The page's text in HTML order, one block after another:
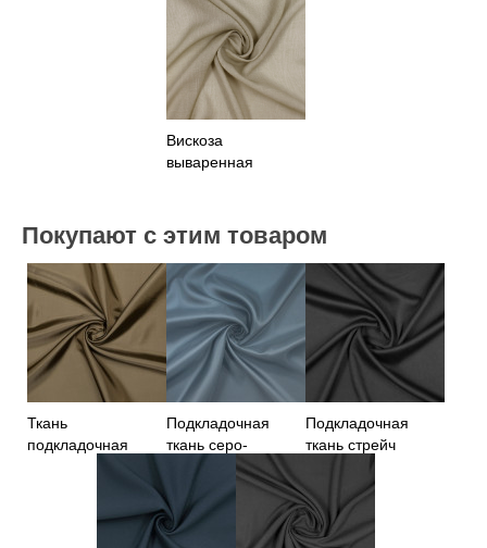
Вискоза
вываренная
Покупают с этим товаром
Ткань
подкладочная
Подкладочная
ткань серо-
голубого цвета
Германия
Подкладочная
ткань стрейч